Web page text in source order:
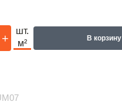
+
шт.
м²
В корзину